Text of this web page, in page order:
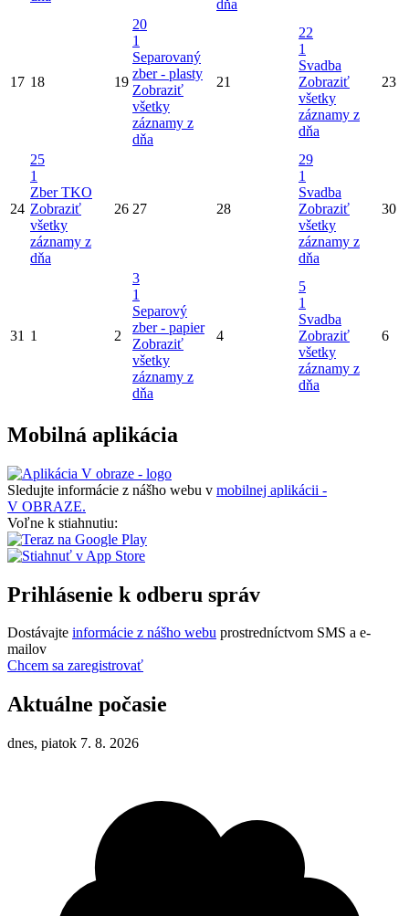
dňa
17 18 19
20
1
Separovaný
zber - plasty
Zobraziť
všetky
záznamy z
dňa
21
22
1
Svadba
Zobraziť
všetky
záznamy z
dňa
23
24
25
1
Zber TKO
Zobraziť
všetky
záznamy z
dňa
26 27 28
29
1
Svadba
Zobraziť
všetky
záznamy z
dňa
30
31 1 2
3
1
Separový
zber - papier
Zobraziť
všetky
záznamy z
dňa
4
5
1
Svadba
Zobraziť
všetky
záznamy z
dňa
6
Mobilná aplikácia
Sledujte informácie z nášho webu v mobilnej aplikácii -
V OBRAZE.
Voľne k stiahnutiu:
Prihlásenie k odberu správ
Dostávajte informácie z nášho webu prostredníctvom SMS a e-
mailov
Chcem sa zaregistrovať
Aktuálne počasie
dnes, piatok 7. 8. 2026